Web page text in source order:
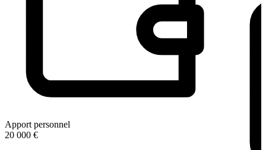
Apport personnel
20 000 €